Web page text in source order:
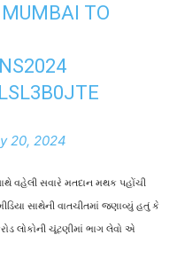
TO
20, 2024
વહેલી સવારે મતદાન મથક પહોંચી
સાથેની વાતચીતમાં જણાવ્યું હતું કે
લોકોની ચૂંટણીમાં ભાગ લેવો એ